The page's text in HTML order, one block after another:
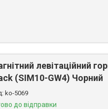
левітаційний
(SIM10-GW4) Чорний
ko-5069
до відправки